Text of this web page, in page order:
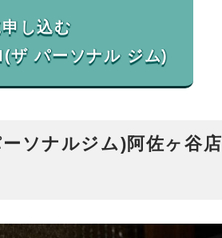
し込む
ソナルジム)阿佐ヶ谷店